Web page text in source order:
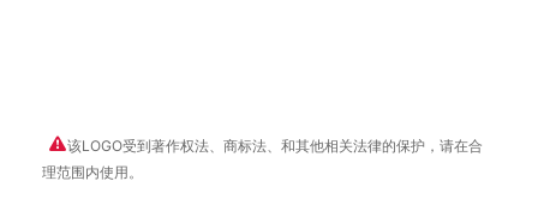
该LOGO受到著作权法、商标法、和其他相关法律的保护，请在合
理范围内使用。